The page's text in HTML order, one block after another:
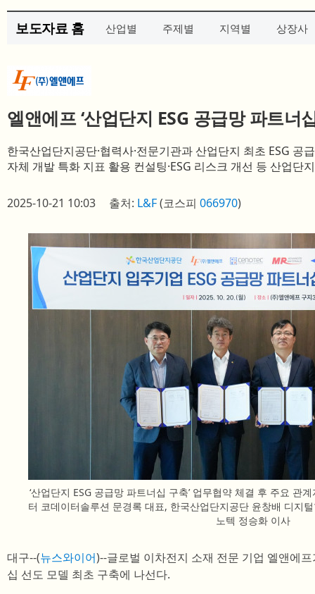
보도자료 홈 산업별 주제별 지역별 상장사
엘앤에프 ‘산업단지 ESG 공급망 파트너
한국산업단지공단·협력사·전문기관과 산업단지 최초 ESG 공
자체 개발 특화 지표 활용 컨설팅·ESG 리스크 개선 등 산업단
2025-10-21 10:03 출처: L&F(코스피 066970)
‘산업단지 ESG 공급망 파트너십 구축’ 업무협약 체결 후 주요 관
터 코데이터솔루션 문경록 대표, 한국산업단지공단 윤창배 디지
노텍 정승화 이사
대구--(뉴스와이어)--글로벌 이차전지 소재 전문 기업 엘앤에
십 선도 모델 최초 구축에 나선다.